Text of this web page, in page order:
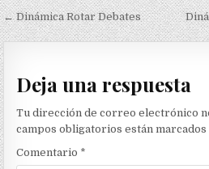
Navegación
de
entradas
← Dinámica Rotar Debates
Deja una respuesta
Tu dirección de correo electrónico
campos obligatorios están marcados
Comentario *